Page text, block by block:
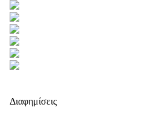
Διαφημίσεις